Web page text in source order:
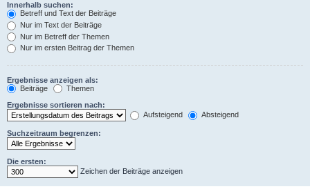
Innerhalb suchen:
Betreff und Text der Beiträge
Nur im Text der Beiträge
Nur im Betreff der Themen
Nur im ersten Beitrag der Themen
Ergebnisse anzeigen als:
Beiträge
Themen
Ergebnisse sortieren nach:
Aufsteigend
Absteigend
Suchzeitraum begrenzen:
Die ersten:
Zeichen der Beiträge anzeigen